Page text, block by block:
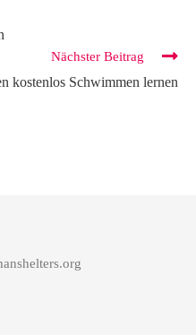
Nächster Beitrag
kostenlos Schwimmen lernen